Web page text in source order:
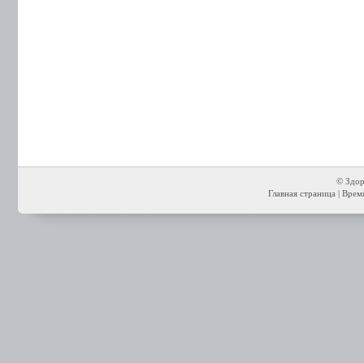
©
Главная страница|